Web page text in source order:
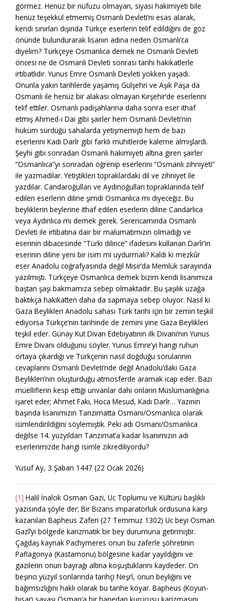
görmez. Henüz bir nüfuzu olmayan, siyasi hakimiyeti bile
henüz teşekkül etmemiş Osmanlı Devleti’ni esas alarak,
kendi sınırları dışında Türkçe eserlerin telif edildiğini de göz
önünde bulundurarak lisanın adına neden Osmanlı’ca
diyelim? Türkçeye Osmanlıca demek ne Osmanlı Devleti
öncesi ne de Osmanlı Devleti sonrası tarihi hakikatlerle
irtibatlıdır. Yunus Emre Osmanlı Devleti yokken yaşadı.
Onunla yakın tarihlerde yaşamış Gülşehri ve Aşık Paşa da
Osmanlı ile henüz bir alakası olmayan Kırşehir’de eserlerini
telif ettiler. Osmanlı padişahlarına daha sonra eser ithaf
etmiş Ahmed-i Dai gibi şairler hem Osmanlı Devleti’nin
hüküm sürdüğü sahalarda yetişmemişti hem de bazı
eserlerini Kadı Darîr gibi farklı muhitlerde kaleme almışlardı.
Şeyhi gibi sonradan Osmanlı hakimiyeti altına giren şairler
“Osmanlıca”yı sonradan öğrenip eserlerini “Osmanlı zihniyeti”
ile yazmadılar. Yetiştikleri topraklardaki dil ve zihniyet ile
yazdılar. Candaroğulları ve Aydınoğulları topraklarında telif
edilen eserlerin diline şimdi Osmanlıca mı diyeceğiz. Bu
beyliklerin beylerine ithaf edilen eserlerin diline Candarlıca
veya Aydınlıca mı demek gerek. Serencamında Osmanlı
Devleti ile irtibatına dair bir malumatımızın olmadığı ve
eserinin dibacesinde “Türki dilince” ifadesini kullanan Darîr’in
eserinin diline yeni bir isim mi uydurmalı? Kaldı ki mezkûr
eser Anadolu coğrafyasında değil Mısır’da Memlük sarayında
yazılmıştı. Türkçeye Osmanlıca demek bizim kendi lisanımıza
baştan şaşı bakmamıza sebep olmaktadır. Bu şaşılık uzağa
baktıkça hakikatten daha da sapmaya sebep oluyor. Nasıl ki
Gaza Beylikleri Anadolu sahası Türk tarihi için bir zemin teşkil
ediyorsa Türkçe’nin tarihinde de zemini yine Gaza Beylikleri
teşkil eder. Günay Kut Divan Edebiyatının ilk Divanı’nın Yunus
Emre Divanı olduğunu söyler. Yunus Emre’yi hangi ruhun
ortaya çıkardığı ve Türkçenin nasıl doğduğu sorularının
cevaplarını Osmanlı Devleti’nde değil Anadolu’daki Gaza
Beylikleri’nin oluşturduğu atmosferde aramak icap eder. Bazı
müelliflerin kesp ettiği unvanlar dahi onların Müslümanlığına
işaret eder; Ahmet Fakı, Hoca Mesud, Kadı Darîr… Yazının
başında lisanımızın Tanzimatta Osmani/Osmanlıca olarak
isimlendirildiğini söylemiştik. Peki adı Osmani/Osmanlıca
değilse 14. yüzyıldan Tanzimat’a kadar lisanımızın adı
eserlerimizde hangi isimle zikrediliyordu?
Yusuf Ay, 3 Şaban 1447 (22 Ocak 2026)
[1] Halil İnalcık Osman Gazi, Uc Toplumu ve Kültürü başlıklı
yazısında şöyle der; Bir Bizans imparatorluk ordusuna karşı
kazanılan Bapheus Zaferi (27 Temmuz 1302) Uc beyi Osman
Gazî’yi bölgede karizmatik bir bey durumuna getirmiştir.
Çağdaş kaynak Pachymeres onun bu zaferle şöhretinin
Paflagonya (Kastamonu) bölgesine kadar yayıldığını ve
gazilerin onun bayrağı altına koşuştuklarını kaydeder. On
beşinci yüzyıl sonlarında tarihçi Neşrî, onun beyliğini ve
bağımsızlığını haklı olarak bu tarihe koyar. Bapheus (Koyun-